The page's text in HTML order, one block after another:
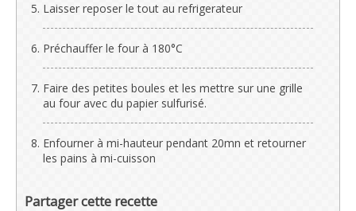
Laisser reposer le tout au refrigerateur
Préchauffer le four à 180°C
Faire des petites boules et les mettre sur une grille
au four avec du papier sulfurisé.
Enfourner à mi-hauteur pendant 20mn et retourner
les pains à mi-cuisson
Partager cette recette